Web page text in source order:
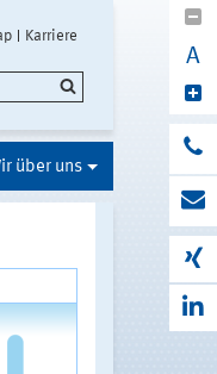
Karriere
A
über uns